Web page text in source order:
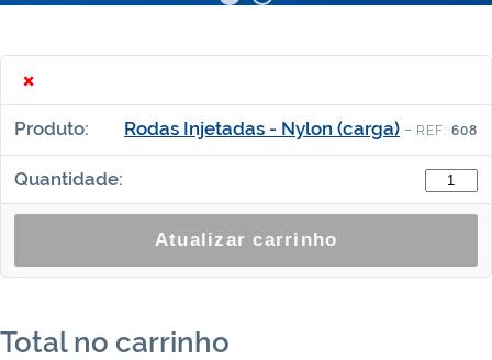
×
Rodas Injetadas - Nylon (carga) - REF: 608
Rodas
Atualizar carrinho
Total no carrinho